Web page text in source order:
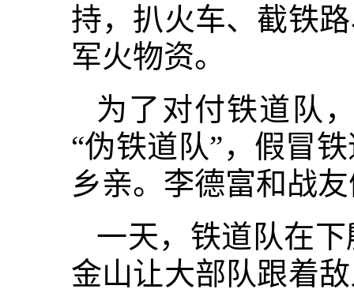
持，扒火车、截铁
军火物资。
为了对付铁道队
“伪铁道队”，假冒
乡亲。李德富和战
一天，铁道队在
金山让大部队跟着